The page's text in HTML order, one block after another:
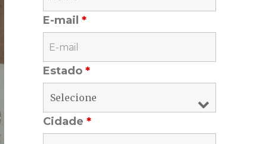
E-mail *
Estado *
Cidade *